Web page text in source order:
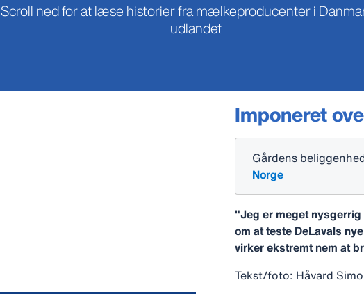
Scroll ned for at læse historier fra mælkeproducenter i
udlandet
Imponeret
Gårdens
Norge
"Jeg er meget
om at teste DeLavals
virker ekstremt nem at
Tekst/foto: Håvard